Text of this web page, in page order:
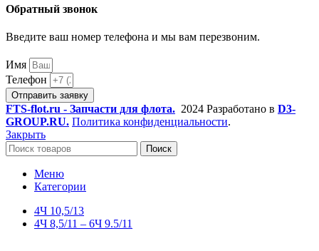
Обратный звонок
Введите ваш номер телефона и мы вам перезвоним.
Имя
Телефон
Отправить заявку
FTS-flot.ru - Запчасти для флота. 2024 Разработано в D3-
GROUP.RU. Политика конфиденциальности.
Закрыть
Поиск
Меню
Категории
4Ч 10,5/13
4Ч 8,5/11 – 6Ч 9.5/11